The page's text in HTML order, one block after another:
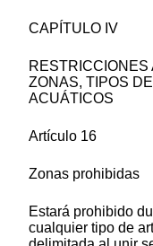
CAPÍTULO IV
ZONAS, TIPOS
ACUÁTICOS
Artículo 16
Zonas prohibidas
Estará prohibido
cualquier tipo de